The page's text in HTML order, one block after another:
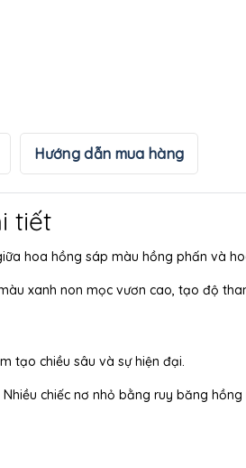
Hướng dẫn mua hàng
tiết
hoa hồng sáp màu hồng phấn và
xanh non mọc vươn cao, tạo độ
tạo chiều sâu và sự hiện đại.
Nhiều chiếc nơ nhỏ bằng ruy băng